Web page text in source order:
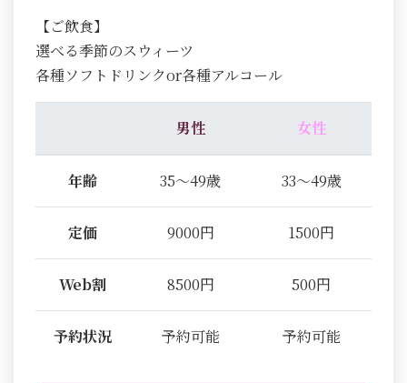
【ご飲食】
選べる季節のスウィーツ
各種ソフトドリンクor各種アルコール
男性 女性
年齢 35～49歳 33～49歳
定価 9000円 1500円
Web割 8500円 500円
予約状況 予約可能 予約可能